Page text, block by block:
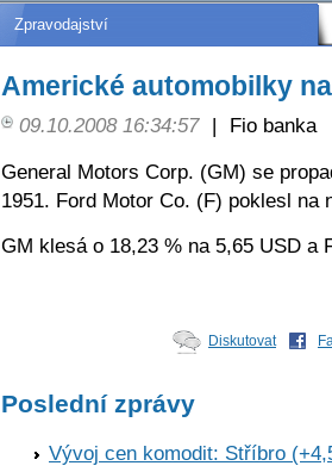
Zpravodajství
Americké automobilky
09.10.2008 16:34:57 |
Fio banka
General Motors Corp. (GM) se
1951. Ford Motor Co. (F) poklesl na
GM klesá o 18,23 % na 5,65 USD a
Diskutovat
Poslední zprávy
Vývoj cen komodit: Stříbro